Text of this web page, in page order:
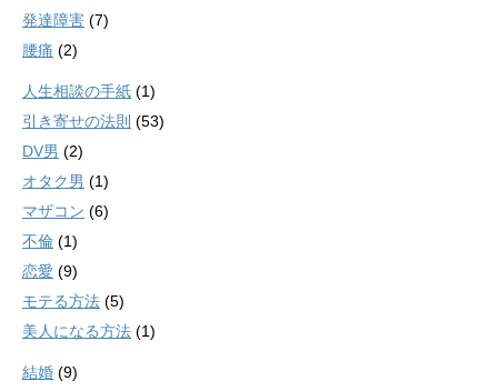
発達障害 (7)
腰痛 (2)
人生相談の手紙 (1)
引き寄せの法則 (53)
DV男 (2)
オタク男 (1)
マザコン (6)
不倫 (1)
恋愛 (9)
モテる方法 (5)
美人になる方法 (1)
結婚 (9)